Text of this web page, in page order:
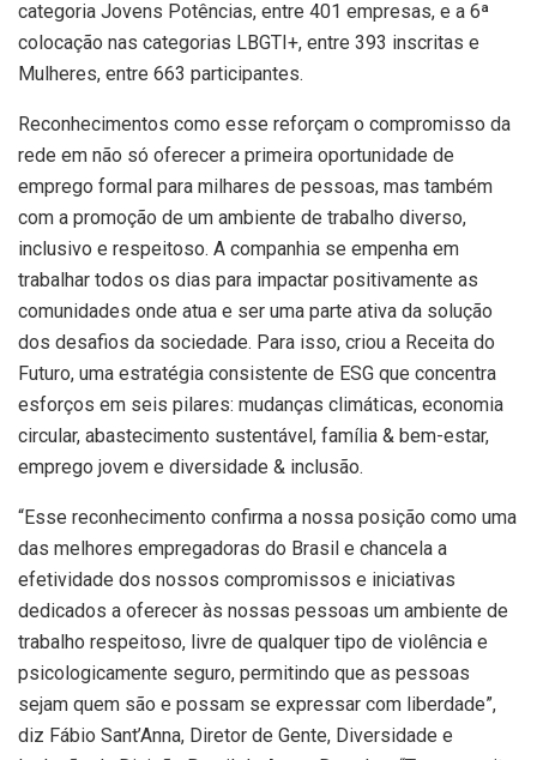
categoria Jovens Potências, entre 401 empresas, e a 6ª
colocação nas categorias LBGTI+, entre 393 inscritas e
Mulheres, entre 663 participantes.
Reconhecimentos como esse reforçam o compromisso da
rede em não só oferecer a primeira oportunidade de
emprego formal para milhares de pessoas, mas também
com a promoção de um ambiente de trabalho diverso,
inclusivo e respeitoso. A companhia se empenha em
trabalhar todos os dias para impactar positivamente as
comunidades onde atua e ser uma parte ativa da solução
dos desafios da sociedade. Para isso, criou a Receita do
Futuro, uma estratégia consistente de ESG que concentra
esforços em seis pilares: mudanças climáticas, economia
circular, abastecimento sustentável, família & bem-estar,
emprego jovem e diversidade & inclusão.
“Esse reconhecimento confirma a nossa posição como uma
das melhores empregadoras do Brasil e chancela a
efetividade dos nossos compromissos e iniciativas
dedicados a oferecer às nossas pessoas um ambiente de
trabalho respeitoso, livre de qualquer tipo de violência e
psicologicamente seguro, permitindo que as pessoas
sejam quem são e possam se expressar com liberdade”,
diz Fábio Sant’Anna, Diretor de Gente, Diversidade e